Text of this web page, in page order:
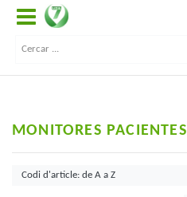
MONITORES PACIENTES